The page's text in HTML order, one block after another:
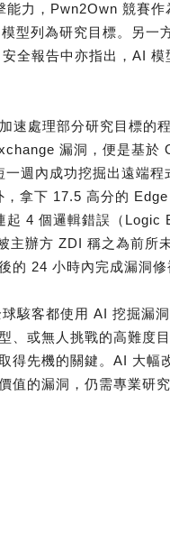
力，Pwn2Own 競賽作
型列為研究目標。另一
全報告中亦指出，AI 模
速處理部分研究目標的
漏洞，便是基於
週內成功挖掘出遠端程
拿下 17.5 高分的
4 個邏輯錯誤（Logic
辦方 ZDI 稱之為前所
24 小時內完成漏洞修
駭客都使用 AI 挖掘漏
、或無人挑戰的高難度
得先機的關鍵。AI 大幅
值的漏洞，仍需專業研